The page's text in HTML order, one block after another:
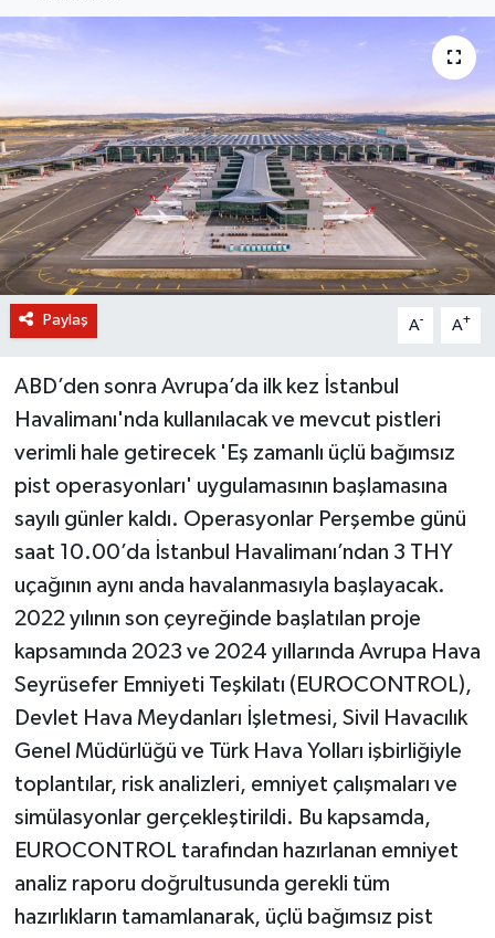
Paylaş A- A+
ABD’den sonra Avrupa’da ilk kez İstanbul
Havalimanı'nda kullanılacak ve mevcut pistleri
verimli hale getirecek 'Eş zamanlı üçlü bağımsız
pist operasyonları' uygulamasının başlamasına
sayılı günler kaldı. Operasyonlar Perşembe günü
saat 10.00’da İstanbul Havalimanı’ndan 3 THY
uçağının aynı anda havalanmasıyla başlayacak.
2022 yılının son çeyreğinde başlatılan proje
kapsamında 2023 ve 2024 yıllarında Avrupa Hava
Seyrüsefer Emniyeti Teşkilatı (EUROCONTROL),
Devlet Hava Meydanları İşletmesi, Sivil Havacılık
Genel Müdürlüğü ve Türk Hava Yolları işbirliğiyle
toplantılar, risk analizleri, emniyet çalışmaları ve
simülasyonlar gerçekleştirildi. Bu kapsamda,
EUROCONTROL tarafından hazırlanan emniyet
analiz raporu doğrultusunda gerekli tüm
hazırlıkların tamamlanarak, üçlü bağımsız pist
BİLİM VE TEKNOLOJİ
KURUMSAL